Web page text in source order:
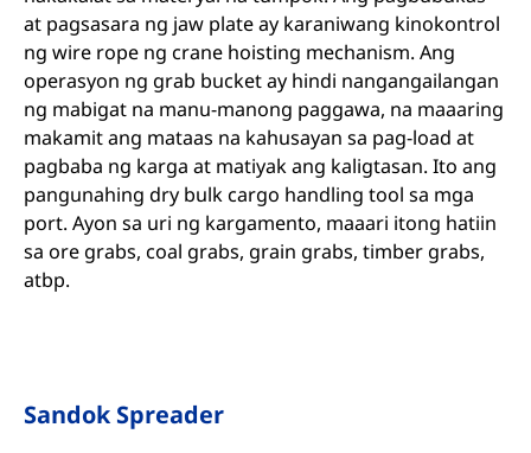
at pagsasara ng jaw plate ay karaniwang kinokontrol
ng wire rope ng crane hoisting mechanism. Ang
operasyon ng grab bucket ay hindi nangangailangan
ng mabigat na manu-manong paggawa, na maaaring
makamit ang mataas na kahusayan sa pag-load at
pagbaba ng karga at matiyak ang kaligtasan. Ito ang
pangunahing dry bulk cargo handling tool sa mga
port. Ayon sa uri ng kargamento, maaari itong hatiin
sa ore grabs, coal grabs, grain grabs, timber grabs,
atbp.
Sandok Spreader